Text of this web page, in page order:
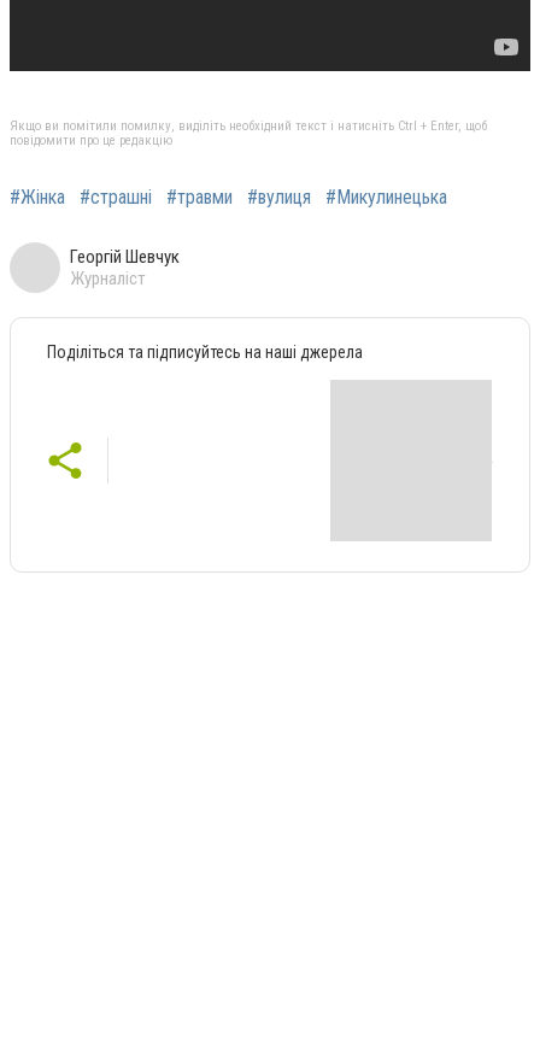
Якщо ви помітили помилку, виділіть необхідний текст і натисніть Ctrl + Enter, щоб
повідомити про це редакцію
#Жінка #страшні #травми #вулиця #Микулинецька
Георгій Шевчук
Журналіст
Поділіться та підписуйтесь на наші джерела